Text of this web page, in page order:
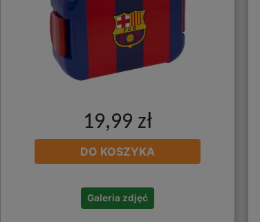
19,99 zł
DO KOSZYKA
Galeria zdjęć